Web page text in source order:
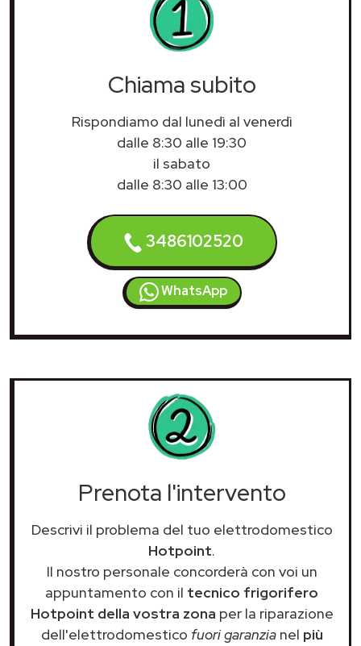
Chiama subito
Rispondiamo dal lunedì al venerdì
dalle 8:30 alle 19:30
il sabato
dalle 8:30 alle 13:00
3486102520
WhatsApp
Prenota l'intervento
Descrivi il problema del tuo elettrodomestico
Hotpoint.
Il nostro personale concorderà con voi un
appuntamento con il tecnico frigorifero
Hotpoint della vostra zona per la riparazione
dell'elettrodomestico fuori garanzianel più